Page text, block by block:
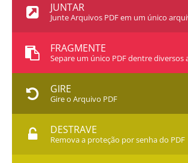
JUNTAR
Junte Arquivos PDF em um único
FRAGMENTE
Separe um único PDF dentre diversos
GIRE
Gire o Arquivo PDF
DESTRAVE
Remova a proteção por senha do PDF